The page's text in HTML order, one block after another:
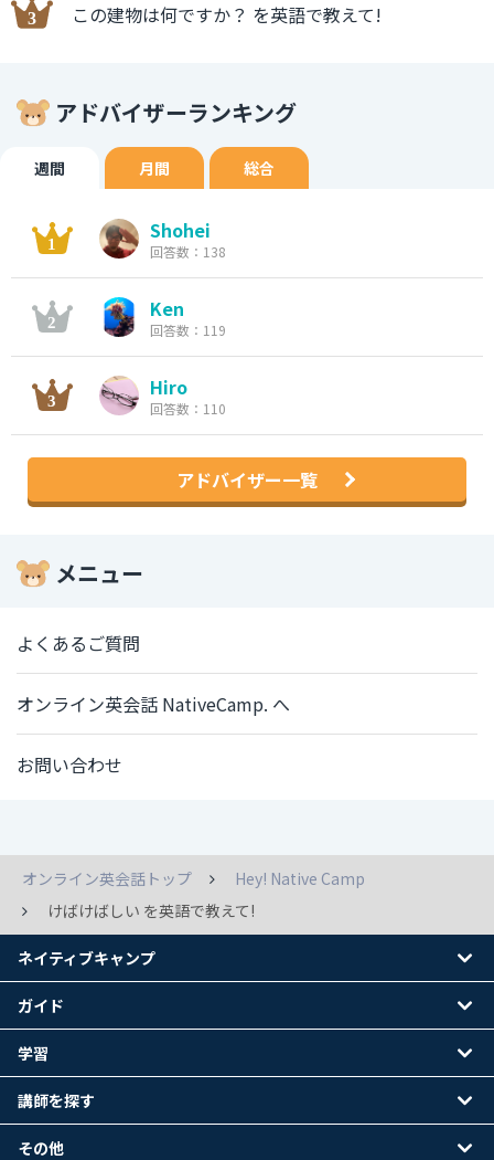
この建物は何ですか？ を英語で教えて!
アドバイザーランキング
週間 月間 総合
Shohei
回答数：138
Ken
回答数：119
Hiro
回答数：110
アドバイザー一覧
メニュー
よくあるご質問
オンライン英会話 NativeCamp. へ
お問い合わせ
オンライン英会話トップ
Hey! Native Camp
けばけばしい を英語で教えて!
ネイティブキャンプ
ガイド
学習
講師を探す
その他